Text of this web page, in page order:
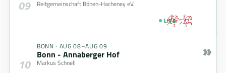
09 Reitgemeinschaft Bönen-Hacheney eV.
LIVE
10
BONN · AUG 08–AUG 09
Bonn - Annaberger Hof
Markus Schnell
»